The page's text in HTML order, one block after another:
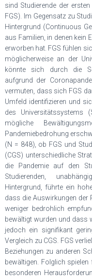
sind Studierende der
FGS). Im Gegensatz zu
Hintergrund (Continuous
aus Familien, in denen kein
erworben hat. FGS fühlen
möglicherweise an der
könnte sich durch die
aufgrund der
vermuten, dass sich FGS
Umfeld identifizieren und
des Universitätssystems
mögliche
Pandemiebedrohung
(N = 848), ob FGS und
(CGS) unterschiedliche
die Pandemie auf den
Studierenden,
Hintergrund, führte ein
dass die Auswirkungen der
weniger bedrohlich
bewältigt wurden und dass
jedoch ein signifikant
Vergleich zu CGS. FGS
Beziehungen zu anderen
bewältigen. Folglich
besonderen